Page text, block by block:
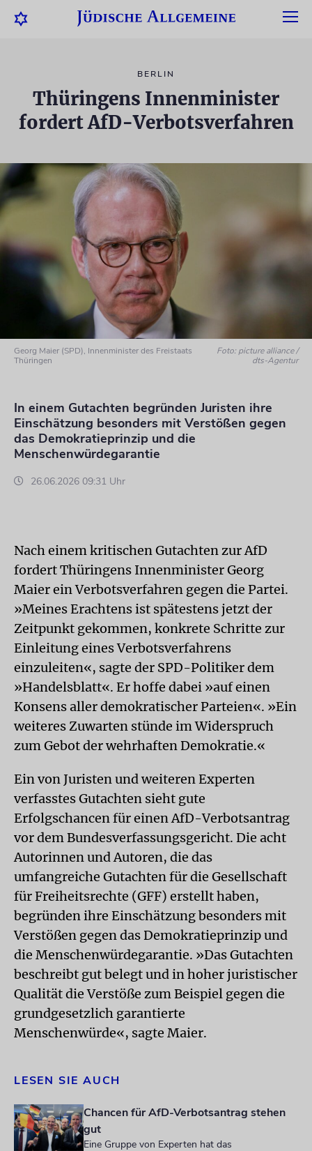
BERLIN
Thüringens Innenminister
fordert AfD-Verbotsverfahren
Georg Maier (SPD), Innenminister des Freistaats
Thüringen
Foto: picture alliance /
dts-Agentur
In einem Gutachten begründen Juristen ihre
Einschätzung besonders mit Verstößen gegen
das Demokratieprinzip und die
Menschenwürdegarantie
26.06.2026 09:31 Uhr
Nach einem kritischen Gutachten zur AfD
fordert Thüringens Innenminister Georg
Maier ein Verbotsverfahren gegen die Partei.
»Meines Erachtens ist spätestens jetzt der
Zeitpunkt gekommen, konkrete Schritte zur
Einleitung eines Verbotsverfahrens
einzuleiten«, sagte der SPD-Politiker dem
»Handelsblatt«. Er hoffe dabei »auf einen
Konsens aller demokratischer Parteien«. »Ein
weiteres Zuwarten stünde im Widerspruch
zum Gebot der wehrhaften Demokratie.«
Ein von Juristen und weiteren Experten
verfasstes Gutachten sieht gute
Erfolgschancen für einen AfD-Verbotsantrag
vor dem Bundesverfassungsgericht. Die acht
Autorinnen und Autoren, die das
umfangreiche Gutachten für die Gesellschaft
für Freiheitsrechte (GFF) erstellt haben,
begründen ihre Einschätzung besonders mit
Verstößen gegen das Demokratieprinzip und
die Menschenwürdegarantie. »Das Gutachten
beschreibt gut belegt und in hoher juristischer
Qualität die Verstöße zum Beispiel gegen die
grundgesetzlich garantierte
Menschenwürde«, sagte Maier.
LESEN SIE AUCH
Chancen für AfD-Verbotsantrag stehen
gut
Eine Gruppe von Experten hat das